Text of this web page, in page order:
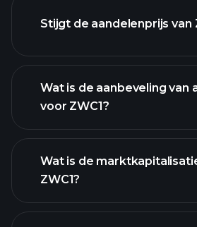
Stijgt de aandelenprijs van
grafiek.
Wat is de aanbeveling van
voor ZWC1?
Wat is de
ZWC1?